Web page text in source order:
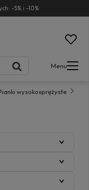
-5% i -10%
Menu
wysokosprężyste